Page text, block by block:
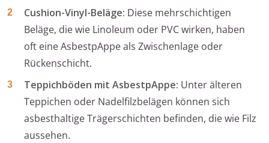
Cushion-Vinyl-Beläge: Diese mehrschichtigen
Beläge, die wie Linoleum oder PVC wirken, haben
oft eine AsbestpAppe als Zwischenlage oder
Rückenschicht.
Teppichböden mit AsbestpAppe: Unter älteren
Teppichen oder Nadelfilzbelägen können sich
asbesthaltige Trägerschichten befinden, die wie Filz
aussehen.